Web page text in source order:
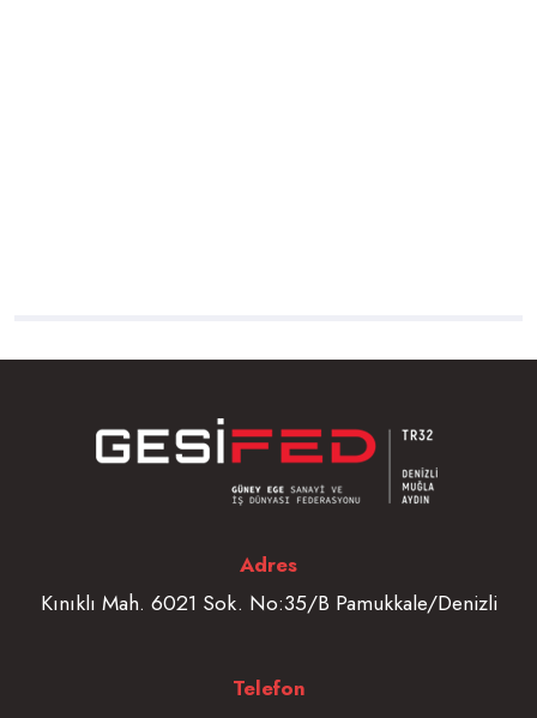
Adres
Kınıklı Mah. 6021 Sok. No:35/B Pamukkale/Denizli
Telefon